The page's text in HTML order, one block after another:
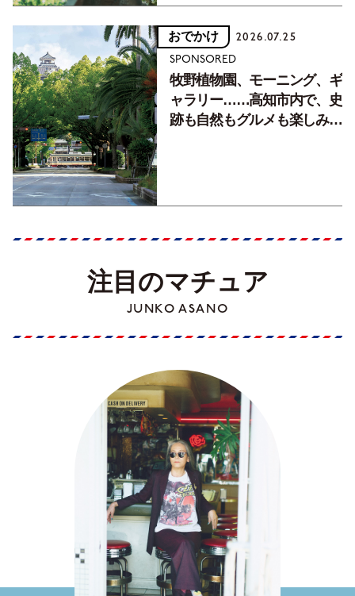
おでかけ 2026.07.25
SPONSORED
牧野植物園、モーニング、ギ
ャラリー……高知市内で、史
跡も自然もグルメも楽しみ尽
注目のマチュア
JUNKO ASANO